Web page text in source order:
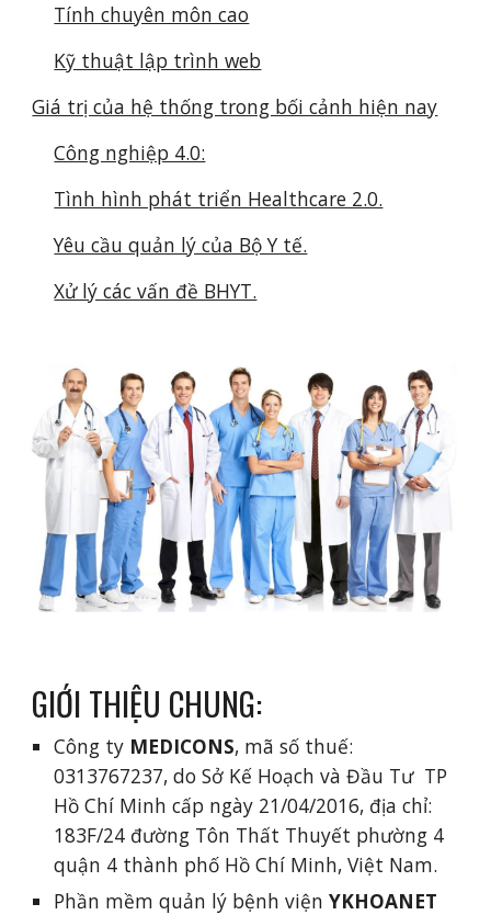
Tính chuyên môn cao
Kỹ thuật lập trình web
Giá trị của hệ thống trong bối cảnh hiện nay
Công nghiệp 4.0:
Tình hình phát triển Healthcare 2.0.
Yêu cầu quản lý của Bộ Y tế.
Xử lý các vấn đề BHYT.
GIỚI THIỆU CHUNG:
Công ty MEDICONS, mã số thuế:
0313767237, do Sở Kế Hoạch và Đầu Tư  TP
Hồ Chí Minh cấp ngày 21/04/2016, địa chỉ:
183F/24 đường Tôn Thất Thuyết phường 4
quận 4 thành phố Hồ Chí Minh, Việt Nam.
Phần mềm quản lý bệnh viện YKHOANET